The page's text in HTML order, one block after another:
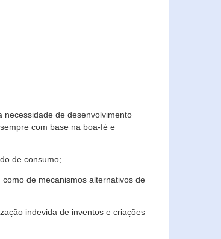
necessidade de desenvolvimento
com base na boa-fé e
de consumo;
de mecanismos alternativos de
indevida de inventos e criações